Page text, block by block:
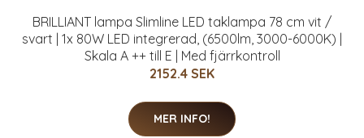
BRILLIANT lampa Slimline LED taklampa 78 cm vit /
svart | 1x 80W LED integrerad, (6500lm, 3000-6000K) |
Skala A ++ till E | Med fjärrkontroll
2152.4 SEK
MER INFO!